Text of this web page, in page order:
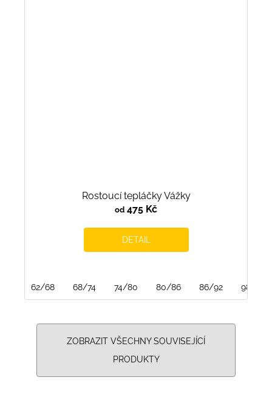
Rostoucí tepláčky Vážky
od 475 Kč
DETAIL
62/68 68/74 74/80 80/86 86/92 98/104
ZOBRAZIT VŠECHNY SOUVISEJÍCÍ
PRODUKTY